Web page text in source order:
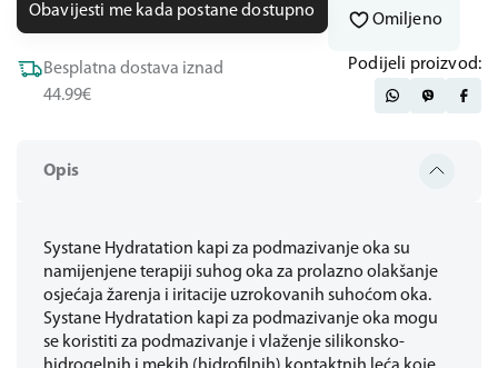
Opis
Systane Hydratation kapi za podmazivanje oka su
namijenjene terapiji suhog oka za prolazno olakšanje
osjećaja žarenja i iritacije uzrokovanih suhoćom oka.
Systane Hydratation kapi za podmazivanje oka mogu
se koristiti za podmazivanje i vlaženje silikonsko-
Obavijesti me kada postane dostupno
Omiljeno
Besplatna dostava iznad
44.99€
Podijeli proizvod: